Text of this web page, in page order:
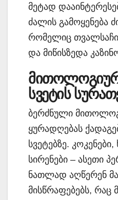
მეტად
ძალის გამოყენება
რომელიც
და მიწისზედა
სვეტის
ბერძნული
ყურადღებას
სვეტებზე.
სირენები – ასეთი
ნათლად აღწერენ
მისწრაფებებს, რაც